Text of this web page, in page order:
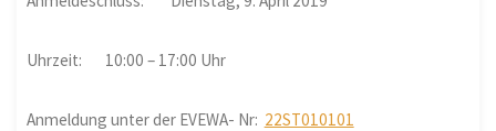
Uhrzeit: 10:00 – 17:00 Uhr
Anmeldung unter der EVEWA- Nr: 22ST010101